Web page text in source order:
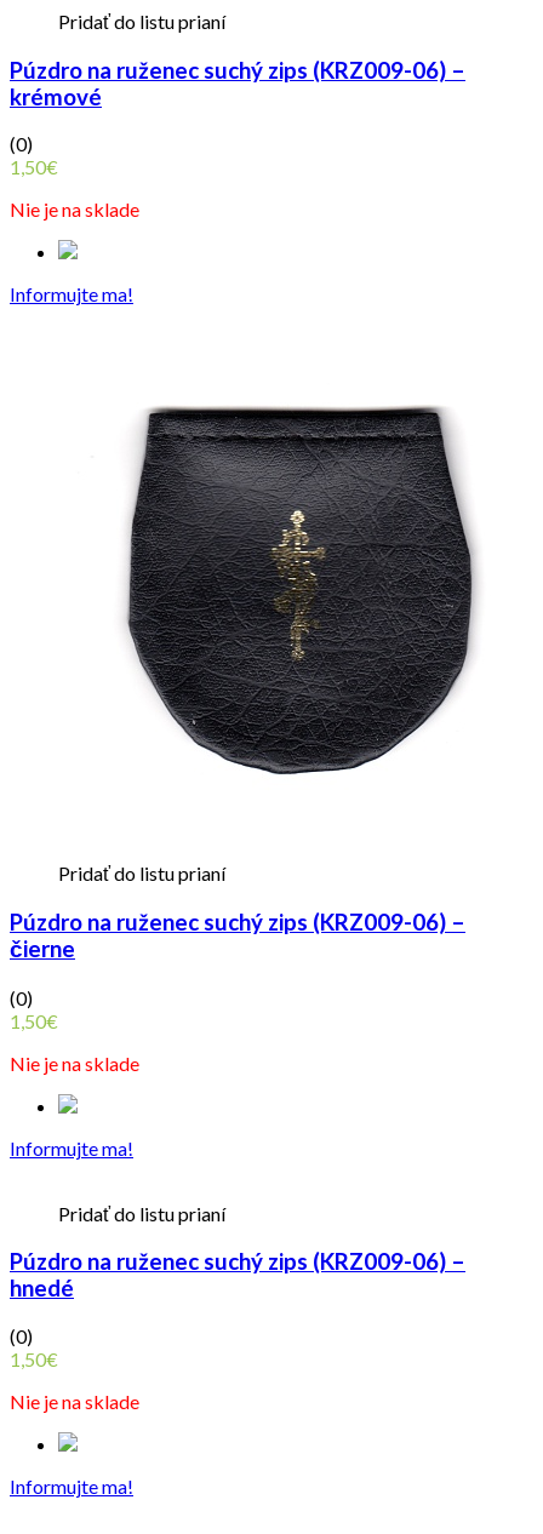
Pridať do listu prianí
Púzdro na ruženec suchý zips (KRZ009-06) –
krémové
(0)
1,50€
Nie je na sklade
Informujte ma!
Pridať do listu prianí
Púzdro na ruženec suchý zips (KRZ009-06) –
čierne
(0)
1,50€
Nie je na sklade
Informujte ma!
Pridať do listu prianí
Púzdro na ruženec suchý zips (KRZ009-06) –
hnedé
(0)
1,50€
Nie je na sklade
Informujte ma!